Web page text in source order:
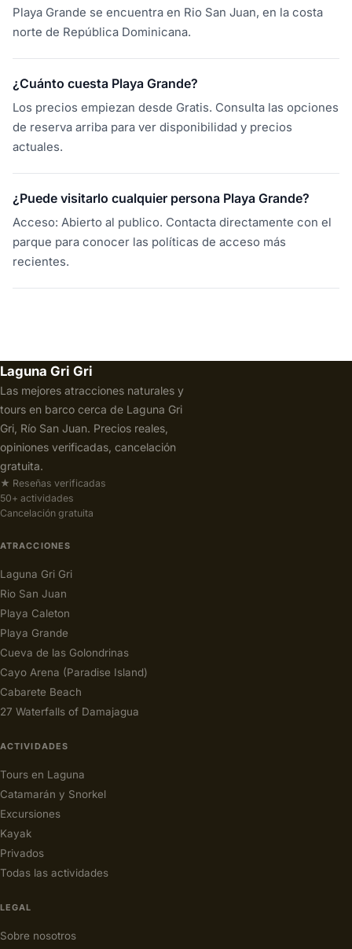
Playa Grande se encuentra en Rio San Juan, en la costa
norte de República Dominicana.
¿Cuánto cuesta Playa Grande?
Los precios empiezan desde Gratis. Consulta las opciones
de reserva arriba para ver disponibilidad y precios
actuales.
¿Puede visitarlo cualquier persona Playa Grande?
Acceso: Abierto al publico. Contacta directamente con el
parque para conocer las políticas de acceso más
recientes.
Laguna Gri Gri
Las mejores atracciones naturales y
tours en barco cerca de Laguna Gri
Gri, Río San Juan. Precios reales,
opiniones verificadas, cancelación
gratuita.
★ Reseñas verificadas
50+ actividades
Cancelación gratuita
ATRACCIONES
Laguna Gri Gri
Rio San Juan
Playa Caleton
Playa Grande
Cueva de las Golondrinas
Cayo Arena (Paradise Island)
Cabarete Beach
27 Waterfalls of Damajagua
ACTIVIDADES
Tours en Laguna
Catamarán y Snorkel
Excursiones
Kayak
Privados
Todas las actividades
LEGAL
Sobre nosotros